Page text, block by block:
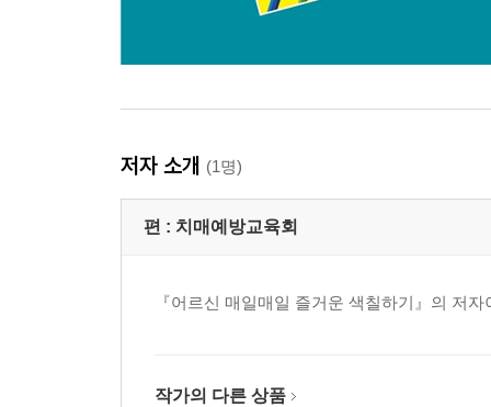
저자 소개 (1명)
편 : 치매예방교육회
『어르신 매일매일 즐거운 색칠하기』의 저자
작가의 다른 상품